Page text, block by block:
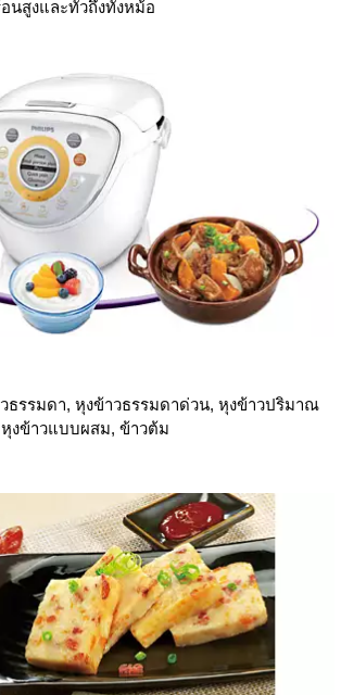
นสูงและทั่วถึงทั้งหม้อ
ธรรมดา, หุงข้าวธรรมดาด่วน, หุงข้าวปริมาณ
งข้าวแบบผสม, ข้าวต้ม